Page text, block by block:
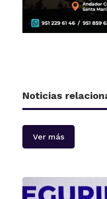
Noticias
Ver más